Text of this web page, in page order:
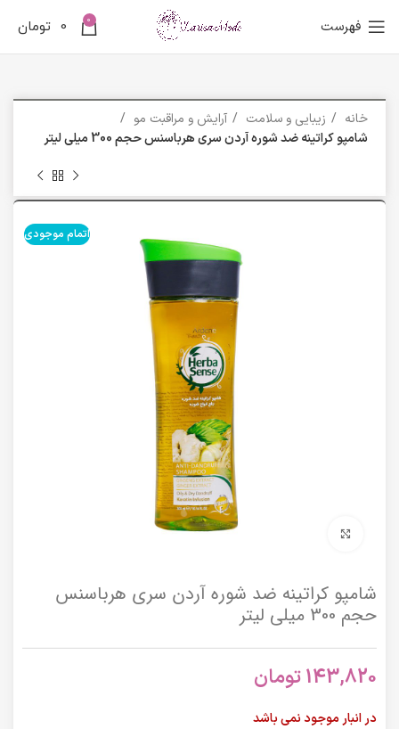
فهرست 0
0 تومان
خانه زیبایی و سلامت
آرایش و مراقبت مو
شامپو کراتینه ضد شوره آردن سری هرباسنس حجم 300 میلی لیتر
اتمام موجودی
برای بزرگنمایی کلیک کنید
شامپو کراتینه ضد شوره آردن سری هرباسنس
حجم 300 میلی لیتر
143,820تومان
در انبار موجود نمی باشد